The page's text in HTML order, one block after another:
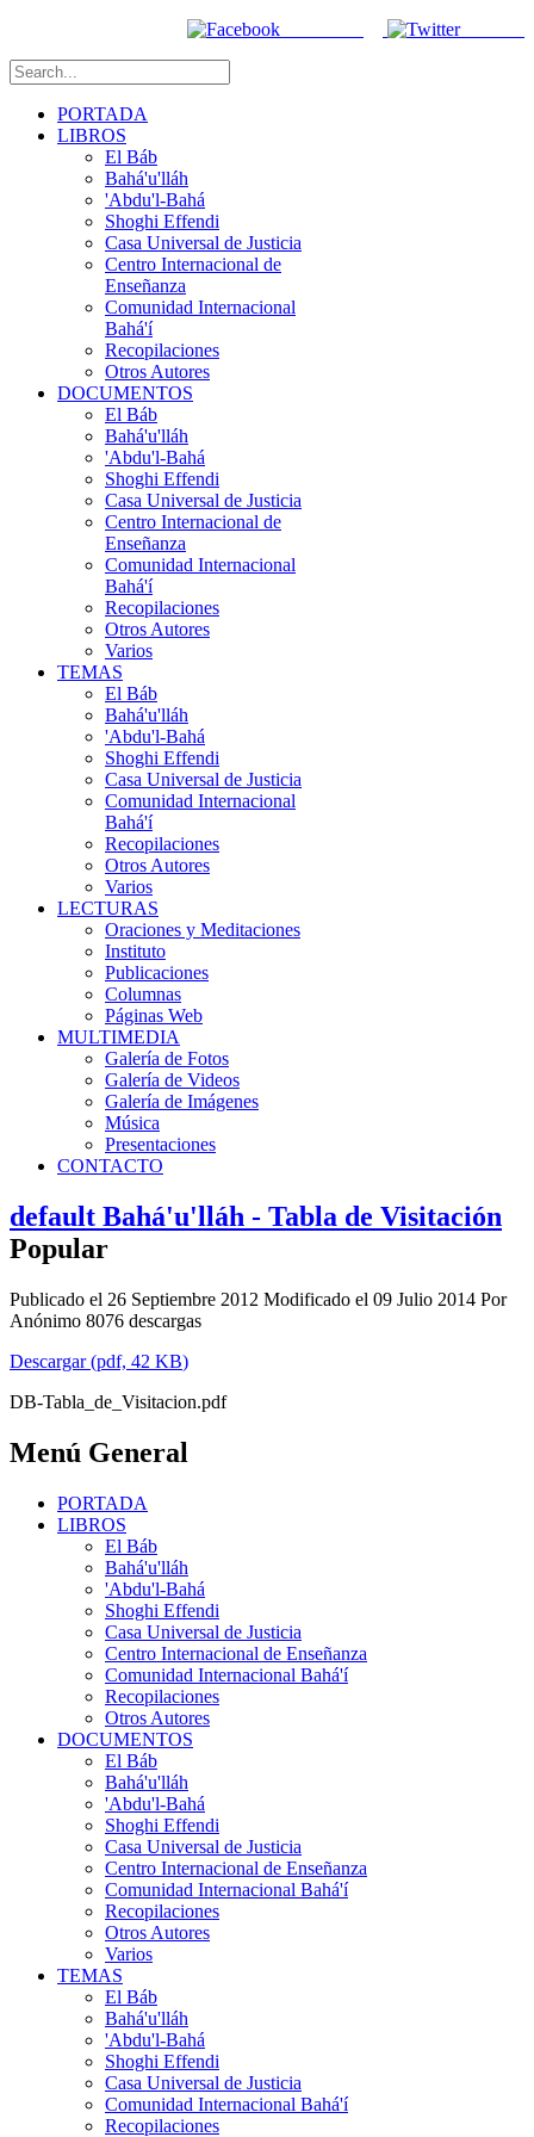
PORTADA
LIBROS
El Báb
Bahá'u'lláh
'Abdu'l-Bahá
Shoghi Effendi
Casa Universal de Justicia
Centro Internacional de
Enseñanza
Comunidad Internacional
Bahá'í
Recopilaciones
Otros Autores
DOCUMENTOS
El Báb
Bahá'u'lláh
'Abdu'l-Bahá
Shoghi Effendi
Casa Universal de Justicia
Centro Internacional de
Enseñanza
Comunidad Internacional
Bahá'í
Recopilaciones
Otros Autores
Varios
TEMAS
El Báb
Bahá'u'lláh
'Abdu'l-Bahá
Shoghi Effendi
Casa Universal de Justicia
Comunidad Internacional
Bahá'í
Recopilaciones
Otros Autores
Varios
LECTURAS
Oraciones y Meditaciones
Instituto
Publicaciones
Columnas
Páginas Web
MULTIMEDIA
Galería de Fotos
Galería de Videos
Galería de Imágenes
Música
Presentaciones
CONTACTO
default Bahá'u'lláh - Tabla de Visitación
Popular
Publicado el 26 Septiembre 2012 Modificado el 09 Julio 2014 Por
Anónimo 8076 descargas
Descargar(pdf, 42 KB)
DB-Tabla_de_Visitacion.pdf
Menú General
PORTADA
LIBROS
El Báb
Bahá'u'lláh
'Abdu'l-Bahá
Shoghi Effendi
Casa Universal de Justicia
Centro Internacional de Enseñanza
Comunidad Internacional Bahá'í
Recopilaciones
Otros Autores
DOCUMENTOS
El Báb
Bahá'u'lláh
'Abdu'l-Bahá
Shoghi Effendi
Casa Universal de Justicia
Centro Internacional de Enseñanza
Comunidad Internacional Bahá'í
Recopilaciones
Otros Autores
Varios
TEMAS
El Báb
Bahá'u'lláh
'Abdu'l-Bahá
Shoghi Effendi
Casa Universal de Justicia
Comunidad Internacional Bahá'í
Recopilaciones